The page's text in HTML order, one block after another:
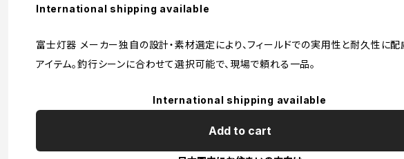
International shipping available
富士灯器 メーカー独自の設計・素材選定により、フィールドでの実用性と耐久性に配
アイテム。釣行シーンに合わせて選択可能で、現場で頼れる一品。
International shipping available
Add to cart